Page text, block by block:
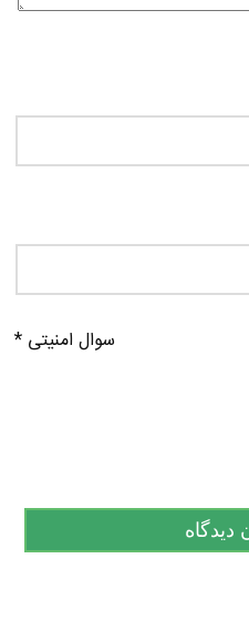
سوال امنیتی *